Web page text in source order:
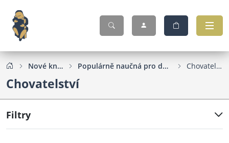
Nové knihy Populárně naučná pro dospělé Chovatelství
Chovatelství
Filtry